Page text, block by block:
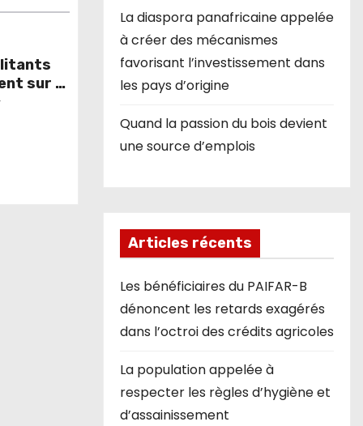
sur le
La diaspora panafricaine appelée
à créer des mécanismes
favorisant l’investissement dans
les pays d’origine
Quand la passion du bois devient
une source d’emplois
Articles récents
Les bénéficiaires du PAIFAR-B
dénoncent les retards exagérés
dans l’octroi des crédits agricoles
La population appelée à
respecter les règles d’hygiène et
d’assainissement